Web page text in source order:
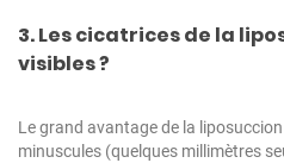
3. Les cicatrices de la
visibles ?
Le grand avantage de la
minuscules (quelques millimètres